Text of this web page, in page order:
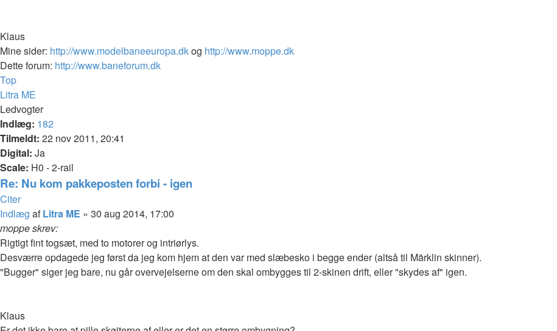
Klaus
Mine sider: http://www.modelbaneeuropa.dkog http://www.moppe.dk
Dette forum: http://www.baneforum.dk
Top
Litra ME
Ledvogter
Indlæg: 182
Tilmeldt: 22 nov 2011, 20:41
Digital: Ja
Scale: H0 - 2-rail
Re: Nu kom pakkeposten forbi - igen
Citer
Indlæg afLitra ME » 30 aug 2014, 17:00
moppe skrev:
Rigtigt fint togsæt, med to motorer og intriørlys.
Desværre opdagede jeg først da jeg kom hjem at den var med slæbesko i begge ender (altså til Märklin skinner).
"Bugger" siger jeg bare, nu går overvejelserne om den skal ombygges til 2-skinen drift, eller "skydes af" igen.
Klaus